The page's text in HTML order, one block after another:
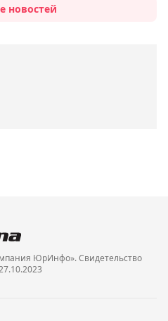
новостей
ЮрИнфо». Cвидетельство